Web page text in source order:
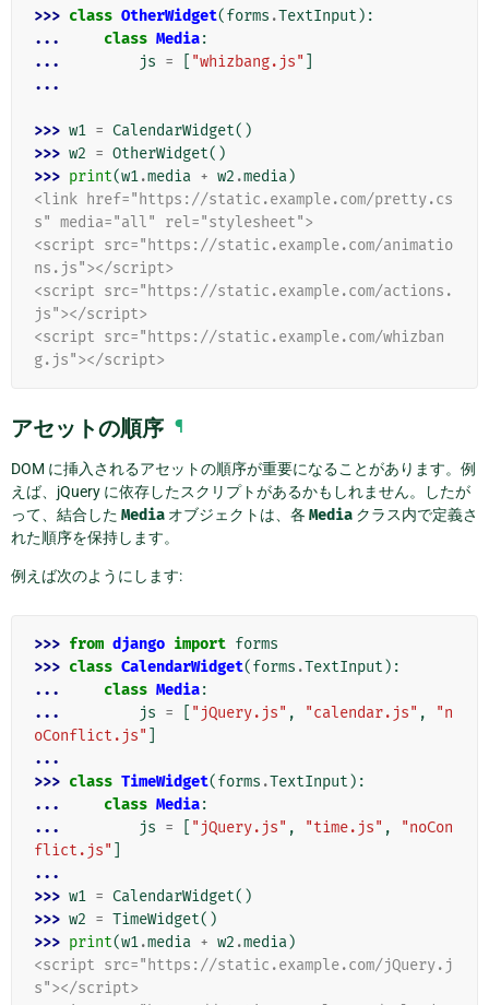
>>> class OtherWidget(forms .TextInput ):
...
class Media:
...
js = "whizbang.js"
...
>>> w1 = CalendarWidget()
>>> w2 = OtherWidget()
>>> print(w1.media + w2 .media)
<link href="https://static.example.com/pretty.cs
s" media="all" rel="stylesheet">
<script src="https://static.example.com/animatio
ns.js"></script>
<script src="https://static.example.com/actions.
js"></script>
<script src="https://static.example.com/whizban
g.js"></script>
アセットの順序 ¶
DOM に挿入されるアセットの順序が重要になることがあります。例
えば、jQuery に依存したスクリプトがあるかもしれません。したが
って、結合した Media オブジェクトは、各 Media クラス内で定義さ
れた順序を保持します。
例えば次のようにします:
>>> from django import forms
>>> class CalendarWidget(forms .TextInput ):
...
class Media:
...
js = "jQuery.js" , "calendar.js" ,
"n
oConflict.js"
...
>>> class TimeWidget(forms .TextInput ):
...
class Media:
...
js = "jQuery.js" , "time.js" ,
"noCon
flict.js"
...
>>> w1 = CalendarWidget()
>>> w2 = TimeWidget()
>>> print(w1.media + w2 .media)
<script src="https://static.example.com/jQuery.j
s"></script>